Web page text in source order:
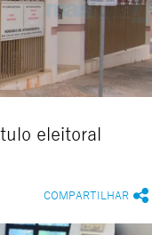
eleitoral
COMPARTILHAR